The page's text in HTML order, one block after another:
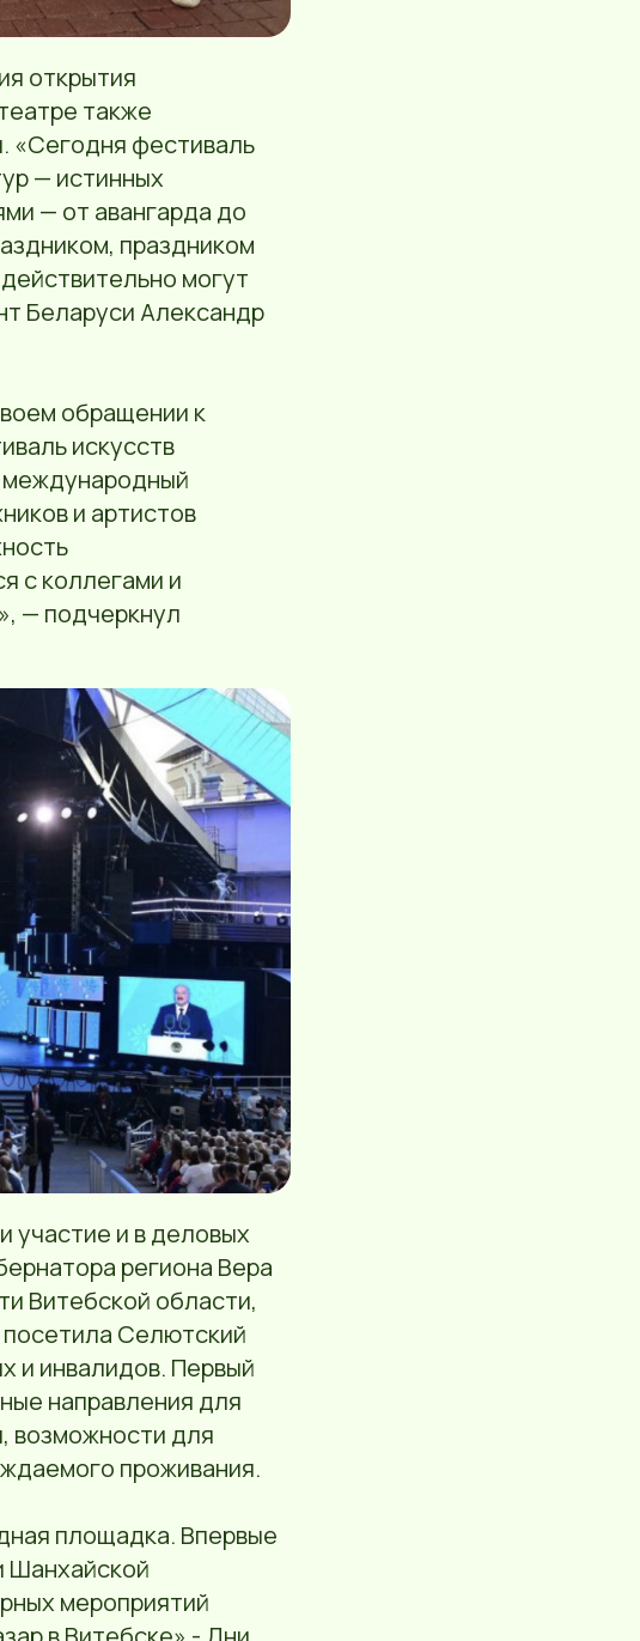
открытия
также
«Сегодня фестиваль
— истинных
— от авангарда до
праздником
могут
Беларуси Александр
обращении к
искусств
международный
и артистов
с коллегами и
— подчеркнул
участие и в деловых
региона Вера
Витебской области,
Селютский
и инвалидов. Первый
направления для
возможности для
проживания.
площадка. Впервые
Шанхайской
мероприятий